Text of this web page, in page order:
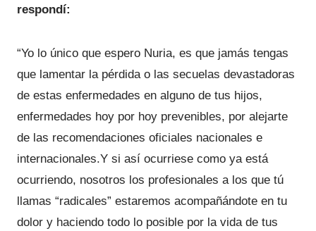
respondí:
“Yo lo único que espero Nuria, es que jamás tengas
que lamentar la pérdida o las secuelas devastadoras
de estas enfermedades en alguno de tus hijos,
enfermedades hoy por hoy prevenibles, por alejarte
de las recomendaciones oficiales nacionales e
internacionales.Y si así ocurriese como ya está
ocurriendo, nosotros los profesionales a los que tú
llamas “radicales” estaremos acompañándote en tu
dolor y haciendo todo lo posible por la vida de tus